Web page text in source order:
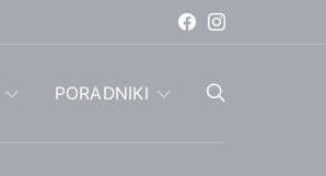
PORADNIKI